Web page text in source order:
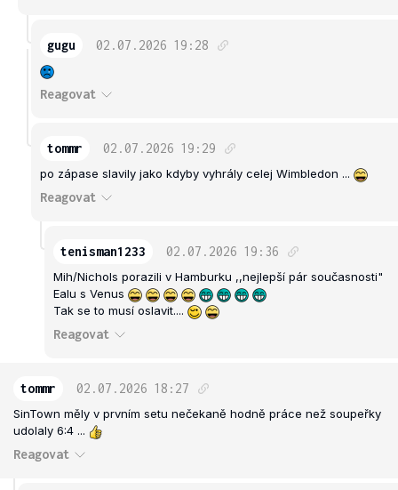
gugu 02.07.2026 19:28
Reagovat
tommr 02.07.2026 19:29
po zápase slavily jako kdyby vyhrály celej Wimbledon ...
Reagovat
tenisman1233 02.07.2026 19:36
Mih/Nichols porazili v Hamburku ,,nejlepší pár současnosti"
Ealu s Venus
Tak se to musí oslavit....
Reagovat
tommr 02.07.2026 18:27
SinTown měly v prvním setu nečekaně hodně práce než soupeřky
udolaly 6:4 ...
Reagovat